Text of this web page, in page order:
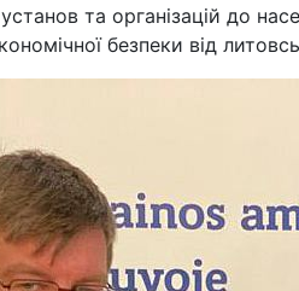
та організацій до
безпеки від